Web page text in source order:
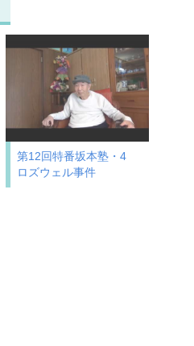
第12回特番坂本塾・4
ロズウェル事件